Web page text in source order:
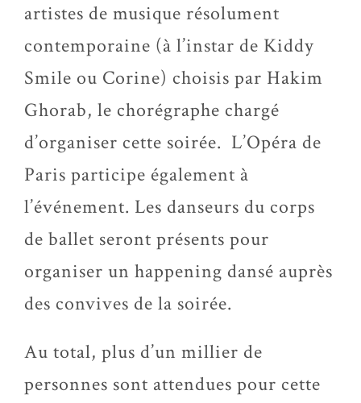
artistes de musique résolument
contemporaine (à l’instar de Kiddy
Smile ou Corine) choisis par Hakim
Ghorab, le chorégraphe chargé
d’organiser cette soirée. L’Opéra de
Paris participe également à
l’événement. Les danseurs du corps
de ballet seront présents pour
organiser un happening dansé auprès
des convives de la soirée.
Au total, plus d’un millier de
personnes sont attendues pour cette